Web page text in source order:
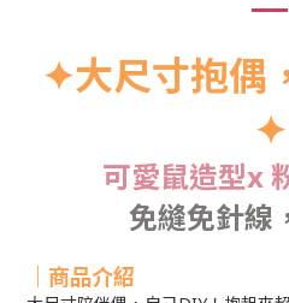
✦大尺寸抱偶
✦
可愛鼠造型x
免縫免針線
｜商品介紹